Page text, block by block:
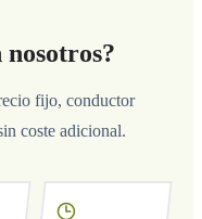
fijo, conductor
coste adicional.